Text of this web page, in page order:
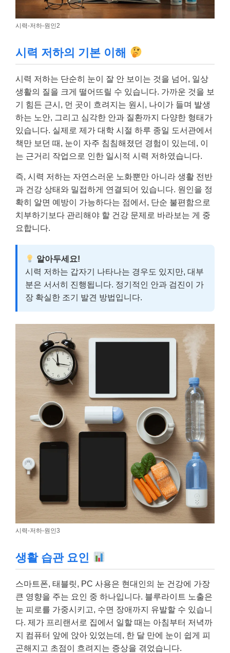
시력-저하-원인2
시력 저하의 기본 이해
시력 저하는 단순히 눈이 잘 안 보이는 것을 넘어, 일상
생활의 질을 크게 떨어뜨릴 수 있습니다. 가까운 것을 보
기 힘든 근시, 먼 곳이 흐려지는 원시, 나이가 들며 발생
하는 노안, 그리고 심각한 안과 질환까지 다양한 형태가
있습니다. 실제로 제가 대학 시절 하루 종일 도서관에서
책만 보던 때, 눈이 자주 침침해졌던 경험이 있는데, 이
는 근거리 작업으로 인한 일시적 시력 저하였습니다.
즉, 시력 저하는 자연스러운 노화뿐만 아니라 생활 전반
과 건강 상태와 밀접하게 연결되어 있습니다. 원인을 정
확히 알면 예방이 가능하다는 점에서, 단순 불편함으로
치부하기보다 관리해야 할 건강 문제로 바라보는 게 중
요합니다.
알아두세요!
시력 저하는 갑자기 나타나는 경우도 있지만, 대부
분은 서서히 진행됩니다. 정기적인 안과 검진이 가
장 확실한 조기 발견 방법입니다.
시력-저하-원인3
생활 습관 요인
스마트폰, 태블릿, PC 사용은 현대인의 눈 건강에 가장
큰 영향을 주는 요인 중 하나입니다. 블루라이트 노출은
눈 피로를 가중시키고, 수면 장애까지 유발할 수 있습니
다. 제가 프리랜서로 집에서 일할 때는 아침부터 저녁까
지 컴퓨터 앞에 앉아 있었는데, 한 달 만에 눈이 쉽게 피
곤해지고 초점이 흐려지는 증상을 겪었습니다.